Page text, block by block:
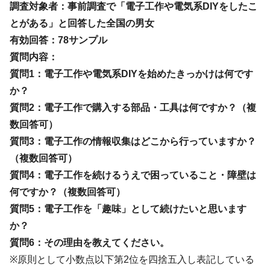
調査対象者：事前調査で「電子工作や電気系DIYをしたこ
とがある」と回答した全国の男女
有効回答：78サンプル
質問内容：
質問1：電子工作や電気系DIYを始めたきっかけは何です
か？
質問2：電子工作で購入する部品・工具は何ですか？（複
数回答可）
質問3：電子工作の情報収集はどこから行っていますか？
（複数回答可）
質問4：電子工作を続けるうえで困っていること・障壁は
何ですか？（複数回答可）
質問5：電子工作を「趣味」として続けたいと思います
か？
質問6：その理由を教えてください。
※原則として小数点以下第2位を四捨五入し表記している